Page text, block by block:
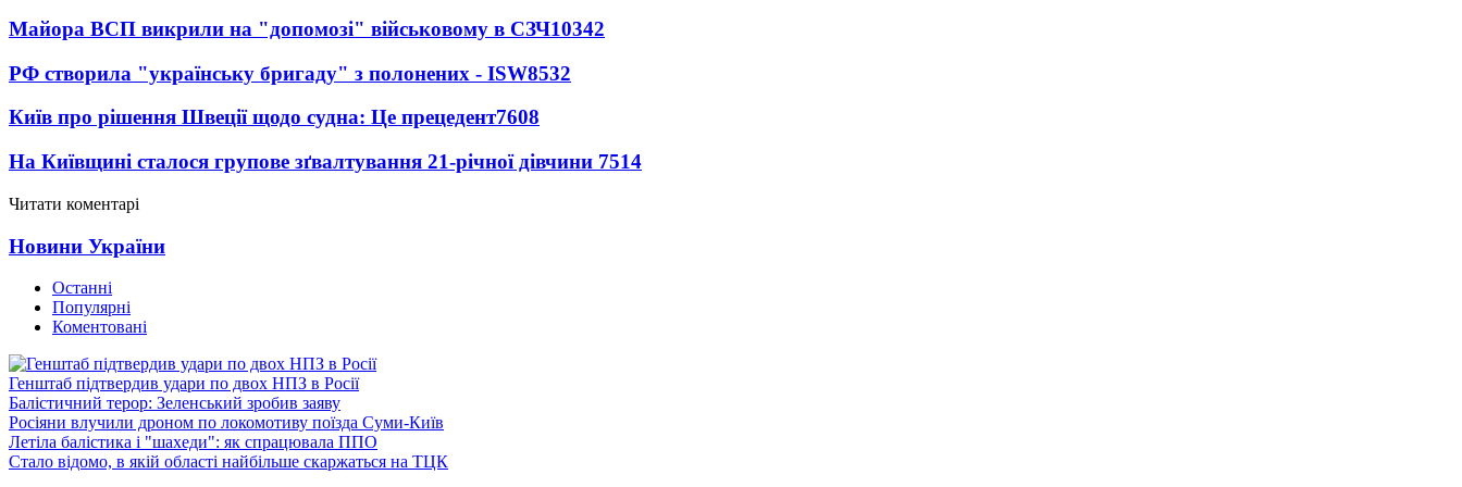
Майора ВСП викрили на "допомозі" військовому в СЗЧ10342
РФ створила "українську бригаду" з полонених - ISW8532
Київ про рішення Швеції щодо судна: Це прецедент7608
На Київщині сталося групове зґвалтування 21-річної дівчини 7514
Читати коментарі
Новини України
Останні
Популярні
Коментовані
Генштаб підтвердив удари по двох НПЗ в Росії
Балістичний терор: Зеленський зробив заяву
Росіяни влучили дроном по локомотиву поїзда Суми-Київ
Летіла балістика і "шахеди": як спрацювала ППО
Стало відомо, в якій області найбільше скаржаться на ТЦК